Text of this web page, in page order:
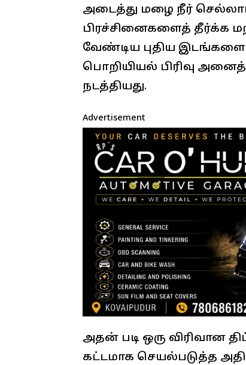
அடைத்து மழை நீர்
பிரச்சினைகளைத் தீர்க்க
வேண்டிய புதிய
பொறியியல் பிரிவு
நடத்தியது.
Advertisement
அதன் படி ஒரு விரிவான
கட்டமாக செயல்படுத்த